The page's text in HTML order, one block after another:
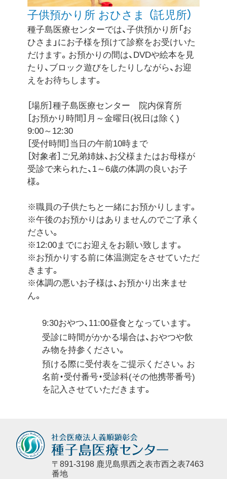
子供預かり所 おひさま （託児所）
種子島医療センターでは、子供預かり所「お
ひさま」にお子様を預けて診察をお受けいた
だけます。お預かりの間は、DVDや絵本を見
たり、ブロック遊びをしたりしながら、お迎
えをお待ちします。
［場所］種子島医療センター 院内保育所
［お預かり時間］月～金曜日(祝日は除く)
9:00～12:30
［受付時間］当日の午前10時まで
［対象者］ご兄弟姉妹、お父様またはお母様が
受診で来られた、1～6歳の体調の良いお子
様。
※職員の子供たちと一緒にお預かりします。
※午後のお預かりはありませんのでご了承く
ださい。
※12:00までにお迎えをお願い致します。
※お預かりする前に体温測定をさせていただ
きます。
※体調の悪いお子様は、お預かり出来ませ
ん。
9:30おやつ、11:00昼食となっています。
受診に時間がかかる場合は、おやつや飲
み物を持参ください。
預ける際に受付表をご提示ください。お
名前・受付番号・受診科(その他携帯番号)
を記入させていただきます。
〒891-3198 鹿児島県西之表市西之表7463
番地